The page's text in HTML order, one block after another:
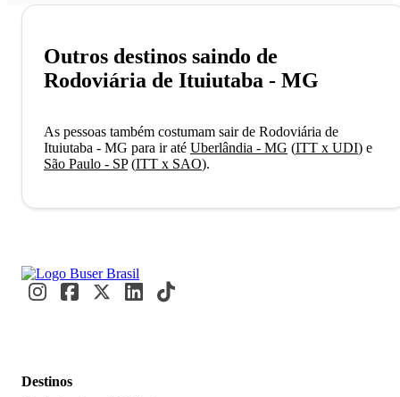
Outros destinos saindo de
Rodoviária de Ituiutaba - MG
As pessoas também costumam sair de Rodoviária de
Ituiutaba - MG para ir até Uberlândia - MG (ITT x UDI) e
São Paulo - SP(ITT x SAO).
Destinos